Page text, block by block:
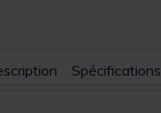
Spécifications